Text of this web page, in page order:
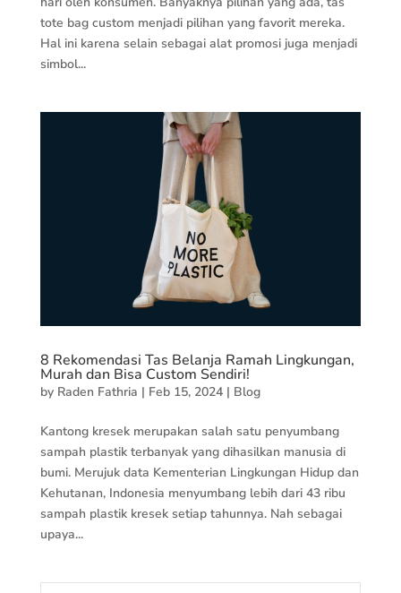
tote bag custom menjadi pilihan yang favorit mereka.
Hal ini karena selain sebagai alat promosi juga menjadi
simbol...
8 Rekomendasi Tas Belanja Ramah Lingkungan,
Murah dan Bisa Custom Sendiri!
by Raden Fathria | Feb 15, 2024| Blog
Kantong kresek merupakan salah satu penyumbang
sampah plastik terbanyak yang dihasilkan manusia di
bumi. Merujuk data Kementerian Lingkungan Hidup dan
Kehutanan, Indonesia menyumbang lebih dari 43 ribu
sampah plastik kresek setiap tahunnya. Nah sebagai
upaya...